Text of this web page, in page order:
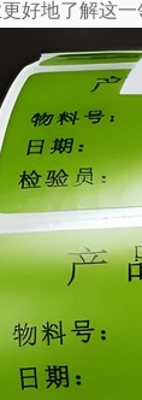
好地了解这一